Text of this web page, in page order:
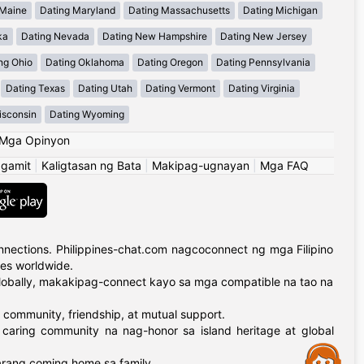
Dating Maryland Dating Massachusetts Dating Michigan
Dating Nevada Dating New Hampshire Dating New Jersey
Ohio Dating Oklahoma Dating Oregon Dating Pennsylvania
Dating Texas Dating Utah Dating Vermont Dating Virginia
Dating Wyoming
Opinyon
Kaligtasan ng Bata Makipag-ugnayan Mga FAQ
Philippines-chat.com nagcoconnect ng mga Filipino
worldwide.
makakipag-connect kayo sa mga compatible na tao na
friendship, at mutual support.
community na nag-honor sa island heritage at global